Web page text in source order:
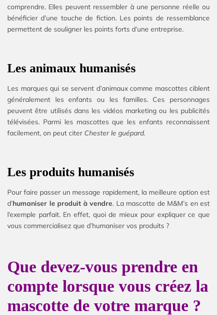
comprendre. Elles peuvent ressembler à une personne réelle ou
bénéficier d’une touche de fiction. Les points de ressemblance
permettent de souligner les points forts d’une entreprise.
Les animaux humanisés
Les marques qui se servent d’animaux comme mascottes ciblent
généralement les enfants ou les familles. Ces personnages
peuvent être utilisés dans les vidéos marketing ou les publicités
télévisées. Parmi les mascottes que les enfants reconnaissent
facilement, on peut citer Chester le guépard.
Les produits humanisés
Pour faire passer un message rapidement, la meilleure option est
d’humaniser le produit à vendre. La mascotte de M&M’s en est
l’exemple parfait. En effet, quoi de mieux pour expliquer ce que
vous commercialisez que d’humaniser vos produits ?
Que devez-vous prendre en
compte lorsque vous créez la
mascotte de votre marque ?